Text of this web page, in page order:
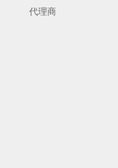
代理商